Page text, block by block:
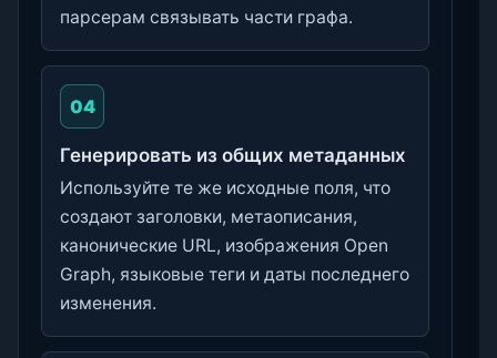
парсерам связывать части графа.
04
Генерировать из общих метаданных
Используйте те же исходные поля, что
создают заголовки, метаописания,
канонические URL, изображения Open
Graph, языковые теги и даты последнего
изменения.